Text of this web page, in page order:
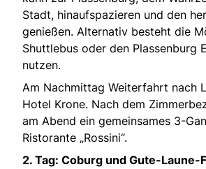
Stadt, hinaufspazieren und den
genießen. Alternativ besteht die
Shuttlebus oder den Plassenburg
nutzen.
Am Nachmittag Weiterfahrt nach
Hotel Krone. Nach dem
am Abend ein gemeinsames 3-
Ristorante „Rossini“.
2. Tag: Coburg und Gute-Laune-